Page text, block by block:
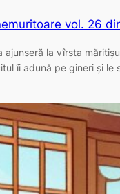
vol. 26
la vîrsta
îi adună pe gineri și